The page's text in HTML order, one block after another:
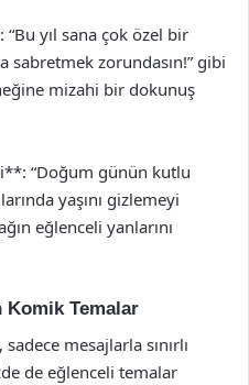
yıl sana çok özel bir
sabretmek zorundasın!” gibi
mizahi bir dokunuş
“Doğum günün kutlu
yaşını gizlemeyi
eğlenceli yanlarını
Temalar
mesajlarla sınırlı
de eğlenceli temalar